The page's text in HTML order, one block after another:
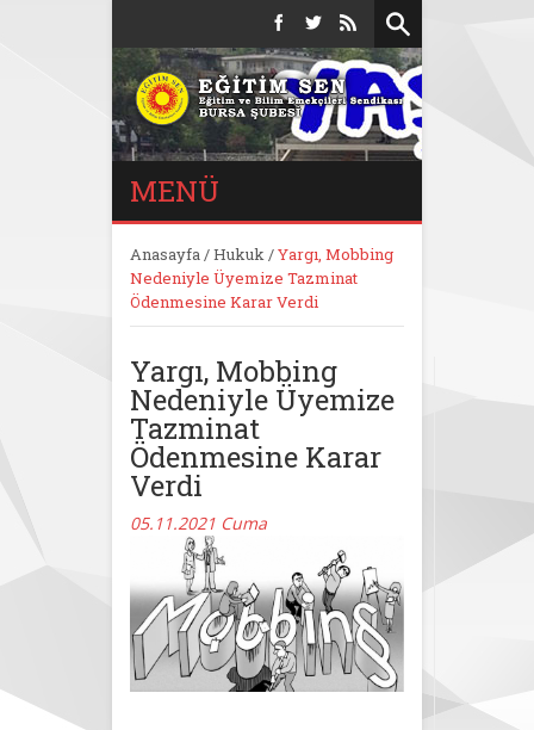
MENÜ
Anasayfa/Hukuk/Yargı, Mobbing
Nedeniyle Üyemize Tazminat
Ödenmesine Karar Verdi
Yargı, Mobbing
Nedeniyle Üyemize
Tazminat
Ödenmesine Karar
Verdi
05.11.2021 Cuma